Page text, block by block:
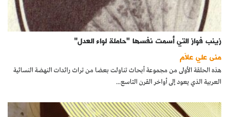
زينب فواز التي أسمت نفسها "حاملة لواء العدل"
منى علي علاّم
هذه الحلقة الأولى من مجموعة أبحاث تناولت بعضا من تراث رائدات النهضة النسائية
العربية الذي يعود إلى أواخر القرن التاسع...